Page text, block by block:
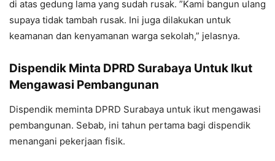
di atas gedung lama yang sudah rusak. ”Kami bangun ulang
supaya tidak tambah rusak. Ini juga dilakukan untuk
keamanan dan kenyamanan warga sekolah,” jelasnya.
Dispendik Minta DPRD Surabaya Untuk Ikut
Mengawasi Pembangunan
Dispendik meminta DPRD Surabaya untuk ikut mengawasi
pembangunan. Sebab, ini tahun pertama bagi dispendik
menangani pekerjaan fisik.